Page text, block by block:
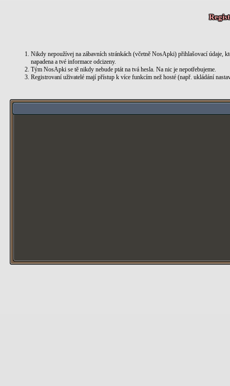
Nikdy nepoužívej na zábavních stránkách (včetně NosApki) přihlašovací údaje,
napadena a tvé informace odcizeny.
Tým NosApki se tě nikdy nebude ptát na tvá hesla. Na nic je nepotřebujeme.
Registrovaní uživatelé mají přístup k více funkcím než hosté (např. ukládání